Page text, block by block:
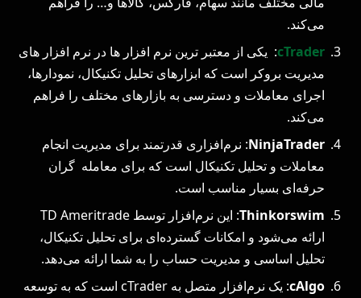
می‌کند.
cTrader: یکی از معتبر ترین نرم افزار ها در نرم افزار های
مدیریت بروکر است که ابزارهای تحلیل تکنیکال، نمودارها،
اجرای معاملات و دسترسی به بازارهای مختلف را فراهم
می‌کند.
NinjaTrader: نرم‌افزاری قدرتمند برای مدیریت انجام
معاملات و تحلیل تکنیکال است که برای معامله‌ گران
حرفه‌ای بسیار مناسب است.
Thinkorswim
: این نرم‌افزار توسط TD Ameritrade
ارائه می‌شود و امکانات گسترده‌ای برای تحلیل تکنیکال،
تحلیل اساسی و مدیریت حساب را به شما ارائه می‌دهد.
cAlgo
: یک نرم‌افزار متصل به cTrader است که به توسعه